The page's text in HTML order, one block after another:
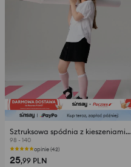
Sztruksowa spódnia z kieszeniami w serca
98 - 140
opinie (42)
25,99 PLN